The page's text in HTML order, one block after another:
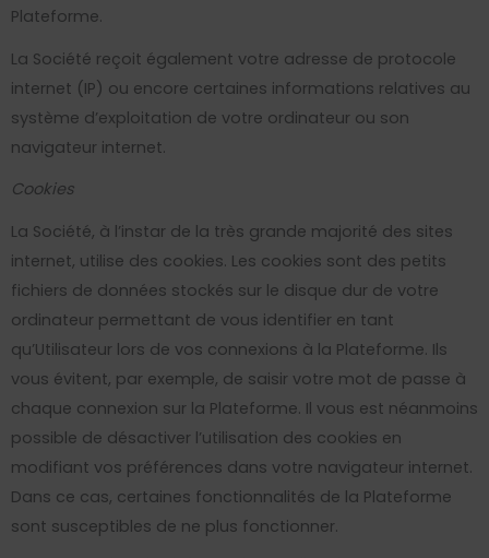
Plateforme.
La Société reçoit également votre adresse de protocole
internet (IP) ou encore certaines informations relatives au
système d’exploitation de votre ordinateur ou son
navigateur internet.
Cookies
La Société, à l’instar de la très grande majorité des sites
internet, utilise des cookies. Les cookies sont des petits
fichiers de données stockés sur le disque dur de votre
ordinateur permettant de vous identifier en tant
qu’Utilisateur lors de vos connexions à la Plateforme. Ils
vous évitent, par exemple, de saisir votre mot de passe à
chaque connexion sur la Plateforme. Il vous est néanmoins
possible de désactiver l’utilisation des cookies en
modifiant vos préférences dans votre navigateur internet.
Dans ce cas, certaines fonctionnalités de la Plateforme
sont susceptibles de ne plus fonctionner.